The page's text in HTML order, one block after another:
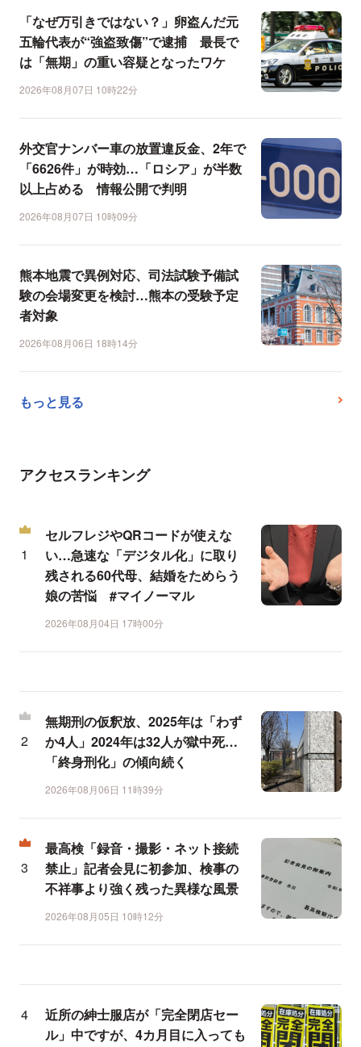
「なぜ万引きではない？」卵盗んだ元
五輪代表が“強盗致傷”で逮捕 最長で
は「無期」の重い容疑となったワケ
2026年08月07日 10時22分
外交官ナンバー車の放置違反金、2年で
「6626件」が時効…「ロシア」が半数
以上占める 情報公開で判明
2026年08月07日 10時09分
熊本地震で異例対応、司法試験予備試
験の会場変更を検討…熊本の受験予定
者対象
2026年08月06日 18時14分
もっと見る
アクセスランキング
セルフレジやQRコードが使えな
い…急速な「デジタル化」に取り
残される60代母、結婚をためらう
娘の苦悩 #マイノーマル
2026年08月04日 17時00分
無期刑の仮釈放、2025年は「わず
か4人」2024年は32人が獄中死…
「終身刑化」の傾向続く
2026年08月06日 11時39分
最高検「録音・撮影・ネット接続
禁止」記者会見に初参加、検事の
不祥事より強く残った異様な風景
2026年08月05日 10時12分
近所の紳士服店が「完全閉店セー
ル」中ですが、4カ月目に入っても